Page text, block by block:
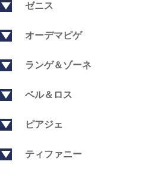
ゼニス
オーデマピゲ
ランゲ＆ゾーネ
ベル＆ロス
ピアジェ
ティファニー